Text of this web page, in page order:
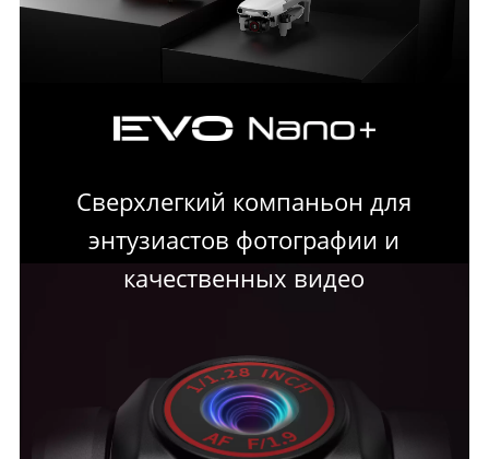
Сверхлегкий компаньон для
энтузиастов фотографии и
качественных видео